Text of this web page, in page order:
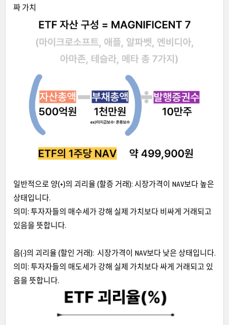
짜 가치
일반적으로 양(+)의 괴리율 (할증 거래): 시장가격이 NAV보다 높은
상태입니다.
의미: 투자자들의 매수세가 강해 실제 가치보다 비싸게 거래되고
있음을 뜻합니다.
음(-)의 괴리율 (할인 거래): 시장가격이 NAV보다 낮은 상태입니다.
의미: 투자자들의 매도세가 강해 실제 가치보다 싸게 거래되고 있
음을 뜻합니다.